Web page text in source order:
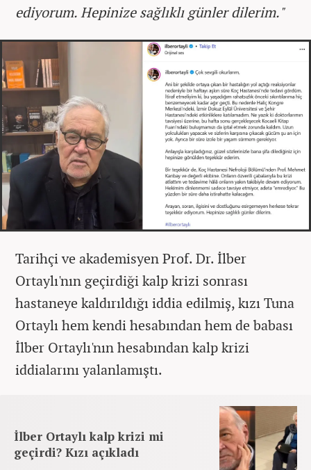
ediyorum. Hepinize sağlıklı günler dilerim."
Tarihçi ve akademisyen Prof. Dr. İlber
Ortaylı'nın geçirdiği kalp krizi sonrası
hastaneye kaldırıldığı iddia edilmiş, kızı Tuna
Ortaylı hem kendi hesabından hem de babası
İlber Ortaylı'nın hesabından kalp krizi
iddialarını yalanlamıştı.
İlber Ortaylı kalp krizi mi
geçirdi? Kızı açıkladı